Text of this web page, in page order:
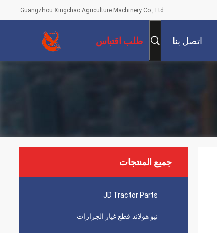
Guangzhou Xingchao Agriculture Machinery Co., Ltd.
اتصل بنا طلب اقتباس
جميع المنتجات
JD Tractor Parts
نيو هولاند قطع غيار الجرارات